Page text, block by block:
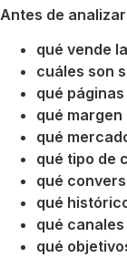
Antes de
qué vende
cuáles son
qué
qué
qué
qué tipo de
qué
qué
qué
qué